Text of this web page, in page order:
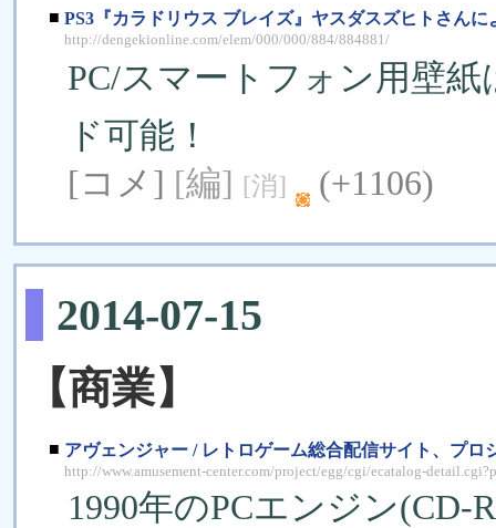
■ PS3『カラドリウス ブレイズ』ヤスダスズヒトさん
http://dengekionline.com/elem/000/000/884/884881/
PC/スマートフォン用壁
ド可能！
[コメ] [編] [消] (+1106)
2014-07-15
【商業】
■ アヴェンジャー / レトロゲーム総合配信サイト、プロ
http://www.amusement-center.com/project/egg/cgi/ecatalog-
1990年のPCエンジン